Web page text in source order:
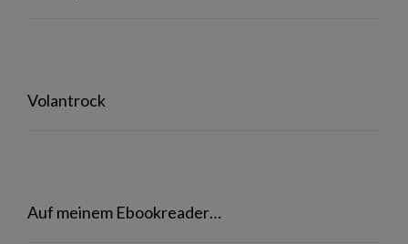
Volantrock
Auf meinem Ebookreader…